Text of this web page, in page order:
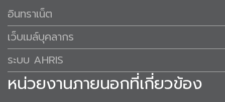
อินทราเน็ต
เว็บเมล์บุคลากร
ระบบ AHRIS
หน่วยงานภายนอกที่เกี่ยวข้อง